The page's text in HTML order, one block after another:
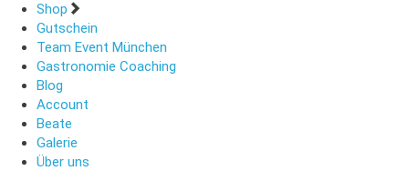
Shop
Gutschein
Team Event München
Gastronomie Coaching
Blog
Account
Beate
Galerie
Über uns